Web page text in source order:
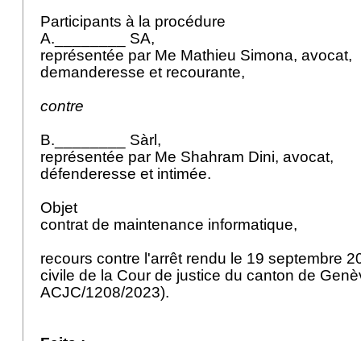
Participants à la procédure
A.________ SA,
représentée par Me Mathieu Simona, avocat,
demanderesse et recourante,
contre
B.________ Sàrl,
représentée par Me Shahram Dini, avocat,
défenderesse et intimée.
Objet
contrat de maintenance informatique,
recours contre l'arrêt rendu le 19 septembre
civile de la Cour de justice du canton de
ACJC/1208/2023).